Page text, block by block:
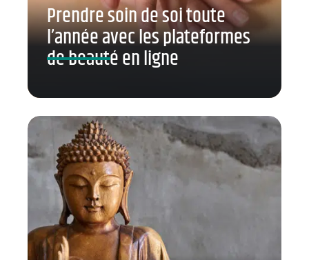
Prendre soin de soi toute
l’année avec les plateformes
de beauté en ligne